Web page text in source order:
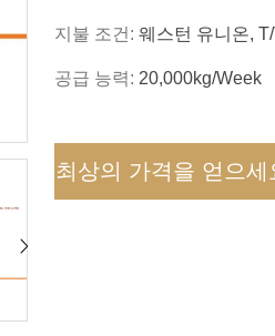
지불 조건: 웨스턴 유니온,
공급 능력: 20,000kg/Week
최상의 가격을 얻으세